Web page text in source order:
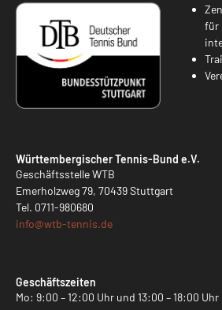
für
Württembergischer Tennis-Bund e.V.
Geschäftsstelle WTB
Emerholzweg 79, 70439 Stuttgart
Tel. 0711-980680
info@wtb-tennis.de
Geschäftszeiten
Mo: 9:00 – 12:00 Uhr und 13:00 – 18:00 Uhr